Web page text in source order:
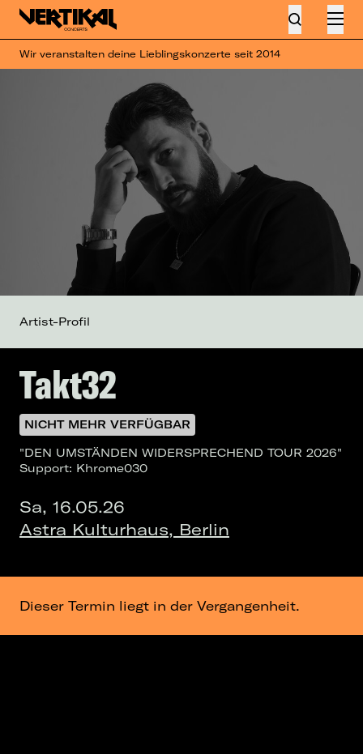
Wir veranstalten deine Lieblingskonzerte seit 2014
Takt32
NICHT MEHR VERFÜGBAR
"DEN UMSTÄNDEN WIDERSPRECHEND TOUR 2026"
Support: Khrome030
Sa, 16.05.26
Astra Kulturhaus, Berlin
Artist-Profil
Dieser Termin liegt in der Vergangenheit.